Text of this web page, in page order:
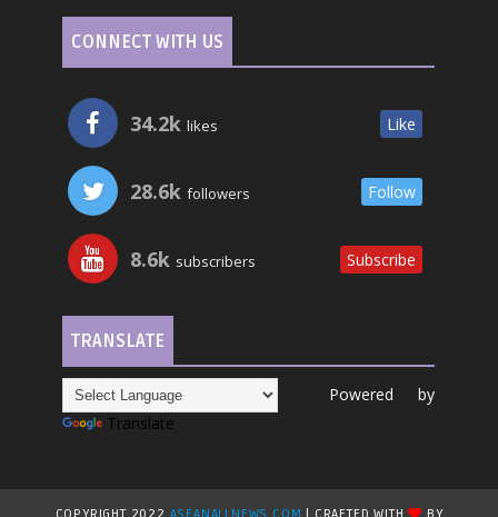
CONNECT WITH US
34.2k likes Like
28.6k followers Follow
8.6k subscribers Subscribe
TRANSLATE
Powered by
Translate
COPYRIGHT 2022 ASEANALLNEWS.COM | CRAFTED WITH BY